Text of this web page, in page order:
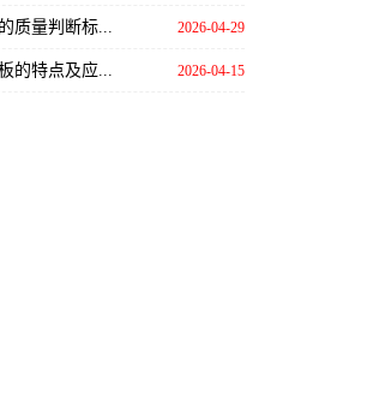
质量判断标... 2026-04-29
的特点及应... 2026-04-15